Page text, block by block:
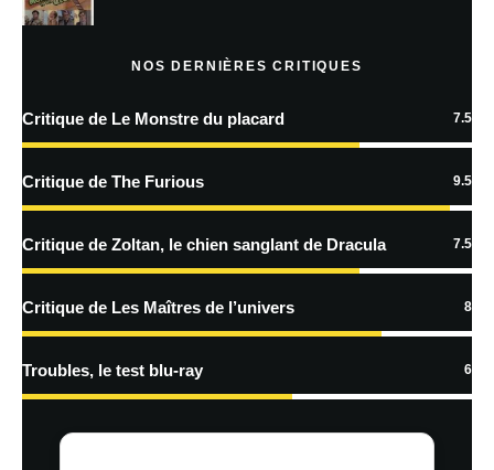
Prévenez-moi de tous les nouveaux articles par e-mail.
En savoir
traitées
NOS DERNIÈRES CRITIQUES
Critique de Le Monstre du placard 7.5
Critique de The Furious 9.5
Critique de Zoltan, le chien sanglant de Dracula 7.5
Critique de Les Maîtres de l’univers 8
Troubles, le test blu-ray 6